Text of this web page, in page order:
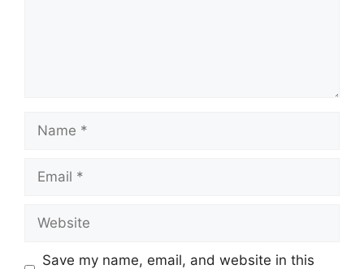
Save my name, email, and website in this